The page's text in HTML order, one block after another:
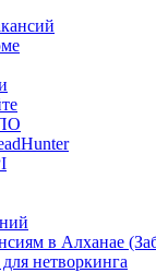
в Алханае
нетворкинга